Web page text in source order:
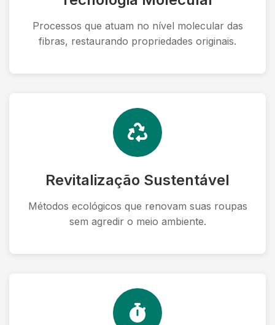
Processos que atuam no nível molecular das
fibras, restaurando propriedades originais.
Revitalização Sustentável
Métodos ecológicos que renovam suas roupas
sem agredir o meio ambiente.